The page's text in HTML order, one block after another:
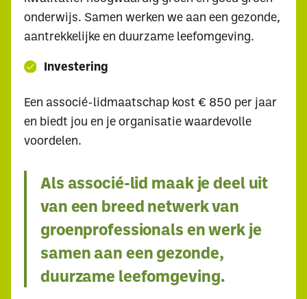
onderwijs. Samen werken we aan een gezonde,
aantrekkelijke en duurzame leefomgeving.
Investering
Een associé-lidmaatschap kost € 850 per jaar
en biedt jou en je organisatie waardevolle
voordelen.
Als associé-lid maak je deel uit
van een breed netwerk van
groenprofessionals en werk je
samen aan een gezonde,
duurzame leefomgeving.